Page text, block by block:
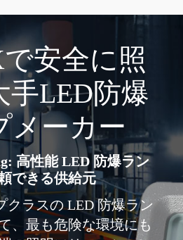
安全に照
手LED防爆
メーカー
高性能 LED 防爆ラン
できる供給元
クラスの LED 防爆ラン
、最も危険な環境にも